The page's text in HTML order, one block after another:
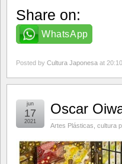
Share on:
WhatsApp
Posted by Cultura Japonesa at 20:10
Oscar
Artes Plásticas cultura
jun
17
2021